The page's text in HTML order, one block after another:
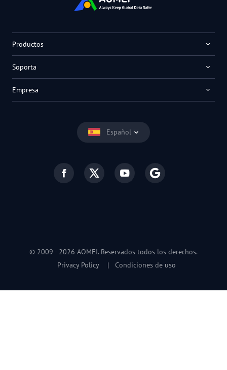
Español
Productos
Soporta
Empresa
© 2009 - 2026 AOMEI. Reservados todos los derechos.
Privacy Policy
| Condiciones de uso